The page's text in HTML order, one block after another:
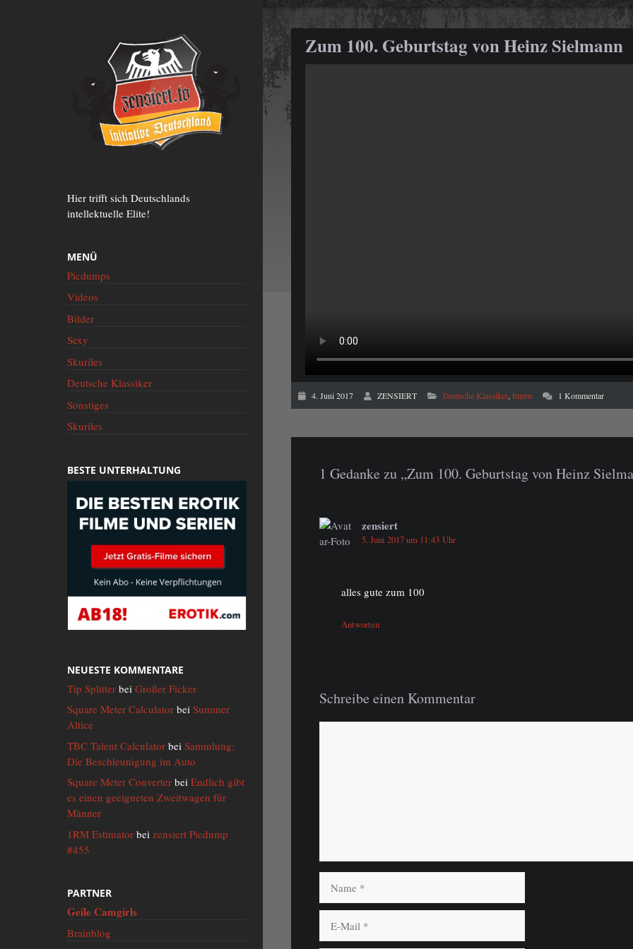
Zum 100. Geburtstag von Heinz Sielmann
4. Juni 2017 ZENSIERT Deutsche Klassiker Intern 1 Kommentar
1 Gedanke zu „Zum 100. Geburtstag von Heinz
zensiert
5. Juni 2017 um 11:43 Uhr
alles gute zum 100
Antworten
Schreibe einen Kommentar
Mail
Hier trifft sich Deutschlands
intellektuelle Elite!
MENÜ
Picdumps
Videos
Bilder
Sexy
Skuriles
Deutsche Klassiker
Sonstiges
Skuriles
BESTE UNTERHALTUNG
NEUESTE KOMMENTARE
Tip Splitter bei Großer Ficker
Square Meter Calculator bei Summer
Altice
TBC Talent Calculator bei Sammlung:
Die Beschleunigung im Auto
Square Meter Converter bei Endlich gibt
es einen geeigneten Zweitwagen für
Männer
1RM Estimator bei zensiert Picdump
#455
PARTNER
Geile Camgirls
Brainblog